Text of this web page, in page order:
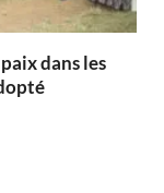
dans les